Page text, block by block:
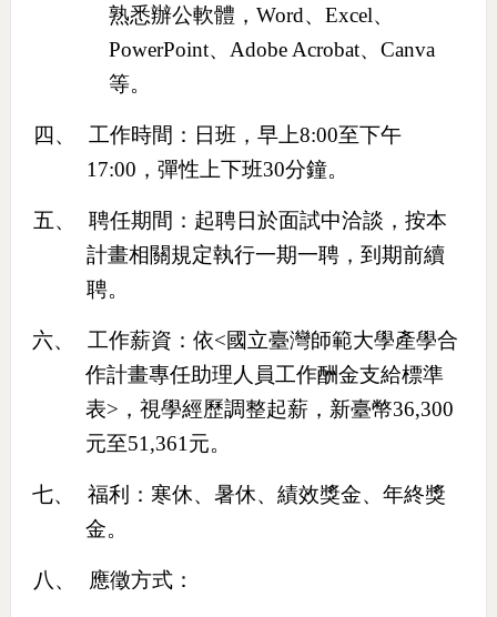
熟悉辦公軟體， Word、 Excel、
PowerPoint、 Adobe Acrobat、 Canva
等。
四、 工作時間：日班，早上8:00至下午
17:00 ，彈性上下班30分鐘。
五、
聘任期間：起聘日於面試中洽談，按本
計畫相關規定執行一期一聘，到期前續
聘。
六、 工作薪資：依<國立臺灣師範大學產學合
作計畫專任助理人員工作酬金支給標準
表> ，視學經歷調整起薪，新臺幣36,300
元至51,361 元。
七、
福利：寒休、暑休、績效獎金、年終獎
金。
八、 應徵方式：